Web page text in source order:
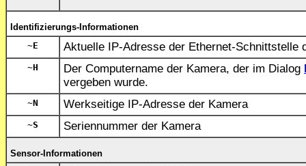
Identifizierungs-Informationen
~E
Aktuelle IP-Adresse der Ethernet-Schnittstelle
~H Der Computername der Kamera, der im Dialog
vergeben wurde.
~N Werkseitige IP-Adresse der Kamera
~S Seriennummer der Kamera
Sensor-Informationen